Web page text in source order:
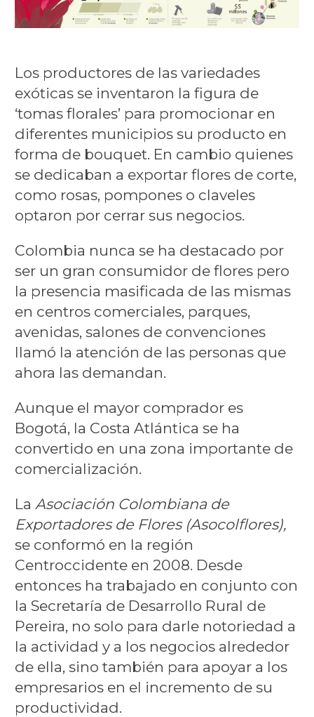
Los productores de las variedades
exóticas se inventaron la figura de
‘tomas florales’ para promocionar en
diferentes municipios su producto en
forma de bouquet. En cambio quienes
se dedicaban a exportar flores de corte,
como rosas, pompones o claveles
optaron por cerrar sus negocios.
Colombia nunca se ha destacado por
ser un gran consumidor de flores pero
la presencia masificada de las mismas
en centros comerciales, parques,
avenidas, salones de convenciones
llamó la atención de las personas que
ahora las demandan.
Aunque el mayor comprador es
Bogotá, la Costa Atlántica se ha
convertido en una zona importante de
comercialización.
La Asociación Colombiana de
Exportadores de Flores (Asocolflores),
se conformó en la región
Centroccidente en 2008. Desde
entonces ha trabajado en conjunto con
la Secretaría de Desarrollo Rural de
Pereira, no solo para darle notoriedad a
la actividad y a los negocios alrededor
de ella, sino también para apoyar a los
empresarios en el incremento de su
productividad.